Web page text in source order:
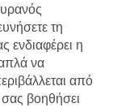
τη
ενδιαφέρει η
να
από
βοηθήσει